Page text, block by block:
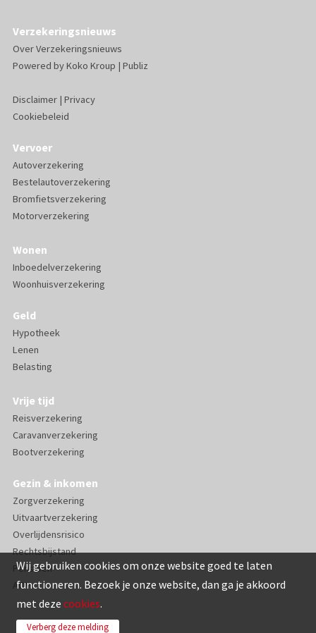
Wij gebruiken cookies om onze website goed te laten
functioneren. Bezoek je onze website, dan ga je akkoord
met deze cookies.
Verberg deze melding
Verzekeringsnieuws
Over Verzekeringsnieuws
Powered byKoko Kroup | Publiz
Disclaimer| Privacy
Cookiebeleid
Vervoer
Autoverzekering
Bestelautoverzekering
Bromfietsverzekering
Motorverzekering
Wonen
Inboedelverzekering
Woonhuisverzekering
Geld
Hypotheek
Lenen
Belasting
Vrije tijd
Reisverzekering
Caravanverzekering
Bootverzekering
Gezin & inkomen
Zorgverzekering
Uitvaartverzekering
Overlijdensrisico
Rechtsbijstand
Pensioen
AOV